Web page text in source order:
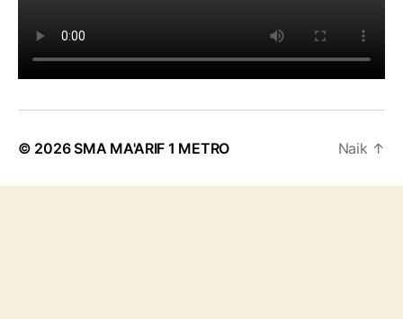
© 2026SMA MA'ARIF 1 METRO Naik ↑